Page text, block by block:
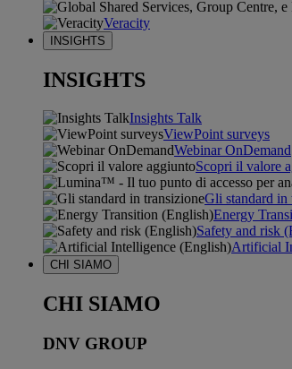
Veracity
INSIGHTS
INSIGHTS
Insights Talk
ViewPoint surveys
Webinar OnDemand
Scopri il valore
Gli standard in
Energy
Safety and risk
Artificial
CHI SIAMO
CHI SIAMO
DNV GROUP